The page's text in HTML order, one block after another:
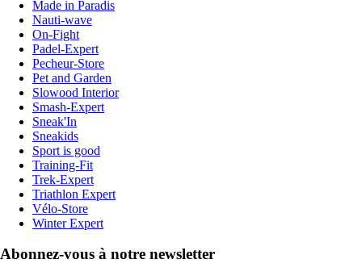
Made in Paradis
Nauti-wave
On-Fight
Padel-Expert
Pecheur-Store
Pet and Garden
Slowood Interior
Smash-Expert
Sneak'In
Sneakids
Sport is good
Training-Fit
Trek-Expert
Triathlon Expert
Vélo-Store
Winter Expert
Abonnez-vous à notre newsletter